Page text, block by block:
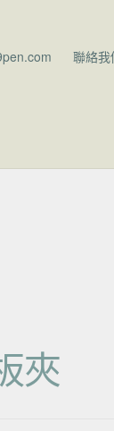
聯絡我
夾